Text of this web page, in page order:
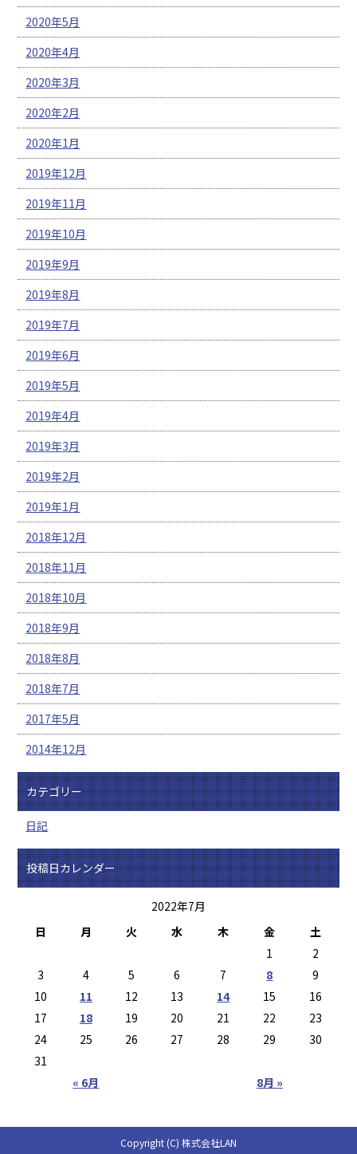
2020年5月
2020年4月
2020年3月
2020年2月
2020年1月
2019年12月
2019年11月
2019年10月
2019年9月
2019年8月
2019年7月
2019年6月
2019年5月
2019年4月
2019年3月
2019年2月
2019年1月
2018年12月
2018年11月
2018年10月
2018年9月
2018年8月
2018年7月
2017年5月
2014年12月
カテゴリー
日記
投稿日カレンダー
2022年7月
日
月 火 水 木 金 土
« 6月 8月 »
1
2
3
4 5 6 7 8
9
10
11 12 13 14 15
16
17
18 19 20 21 22
23
24
25 26 27 28 29
30
31
Copyright (C) 株式会社LAN